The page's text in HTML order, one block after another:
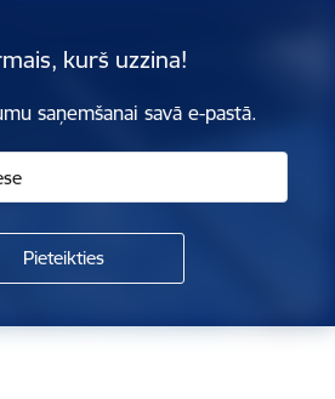
kurš uzzina!
saņemšanai savā e-pastā.